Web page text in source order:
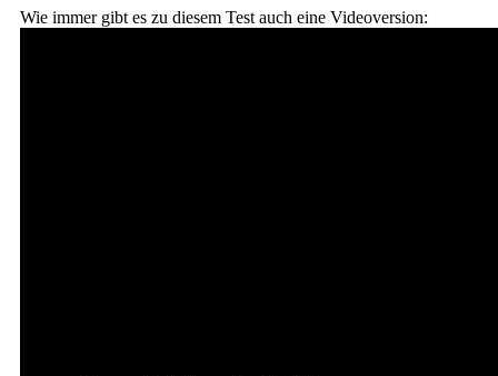
Wie immer gibt es zu diesem Test auch eine Videoversion: